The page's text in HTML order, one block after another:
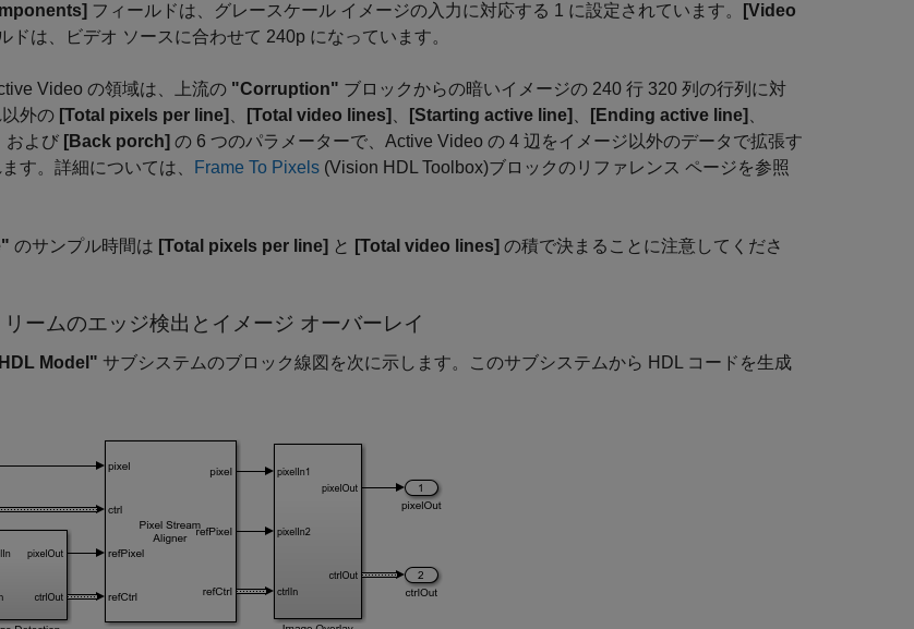
フィールドは、グレースケール イメージの入力に対応する 1 に設定されています。
[Video
ドは、ビデオ ソースに合わせて 240p になっています。
Video の領域は、上流の "Corruption" ブロックからの暗いイメージの 240 行 320 列の行列に対
外の [Total pixels per line] [Total video lines] [Starting active line] [Ending active line]
および [Back porch] の 6 つのパラメーターで、Active Video の 4 辺をイメージ以外のデータで拡張す
す。詳細については、
Frame To Pixels (Vision HDL Toolbox)ブロックのリファレンス ページを参照
のサンプル時間は [Total pixels per line] と [Total video lines] の積で決まることに注意してくださ
ームのエッジ検出とイメージ オーバーレイ
Model" サブシステムのブロック線図を次に示します。このサブシステムから HDL コードを生成